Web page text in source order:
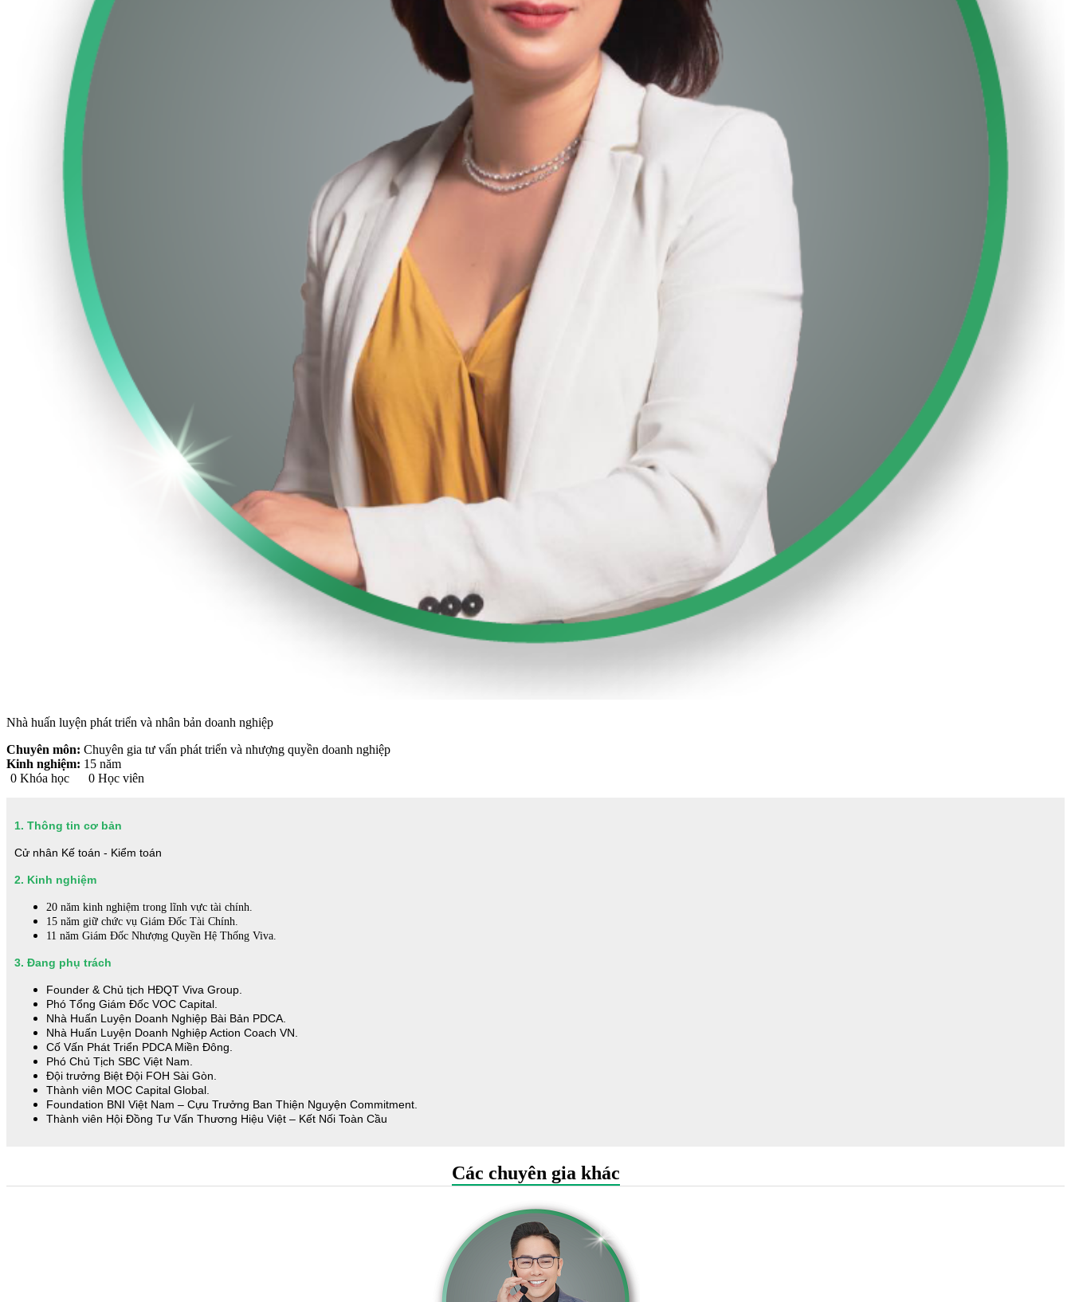
Nhà huấn luyện phát triển và nhân bản doanh nghiệp
Chuyên môn: Chuyên gia tư vấn phát triển và nhượng quyền doanh nghiệp
Kinh nghiệm: 15 năm
0 Khóa học 0 Học viên
1. Thông tin cơ bản
Cử nhân Kế toán - Kiểm toán
2. Kinh nghiệm
20 năm kinh nghiệm trong lĩnh vực tài chính.
15 năm giữ chức vụ Giám Đốc Tài Chính.
11 năm Giám Đốc Nhượng Quyền Hệ Thống Viva.
3. Đang phụ trách
Founder & Chủ tịch HĐQT Viva Group.
Phó Tổng Giám Đốc VOC Capital.
Nhà Huấn Luyện Doanh Nghiệp Bài Bản PDCA.
Nhà Huấn Luyện Doanh Nghiệp Action Coach VN.
Cố Vấn Phát Triển PDCA Miền Đông.
Phó Chủ Tịch SBC Việt Nam.
Đội trưởng Biệt Đội FOH Sài Gòn.
Thành viên MOC Capital Global.
Foundation BNI Việt Nam – Cựu Trưởng Ban Thiện Nguyện Commitment.
Thành viên Hội Đồng Tư Vấn Thương Hiệu Việt – Kết Nối Toàn Cầu
Các chuyên gia khác